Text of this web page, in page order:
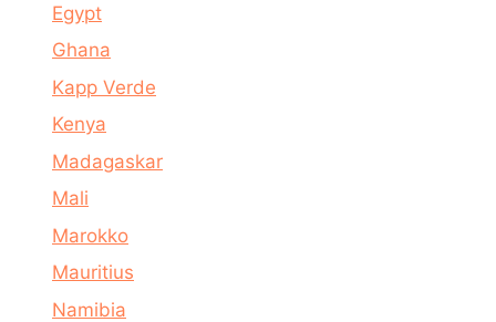
Egypt
Ghana
Kapp Verde
Kenya
Madagaskar
Mali
Marokko
Mauritius
Namibia